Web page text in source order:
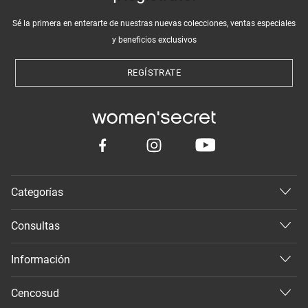
Sé la primera en enterarte de nuestras nuevas colecciones, ventas especiales
y beneficios exclusivos
REGÍSTRATE
Categorías
Consultas
Información
Cencosud